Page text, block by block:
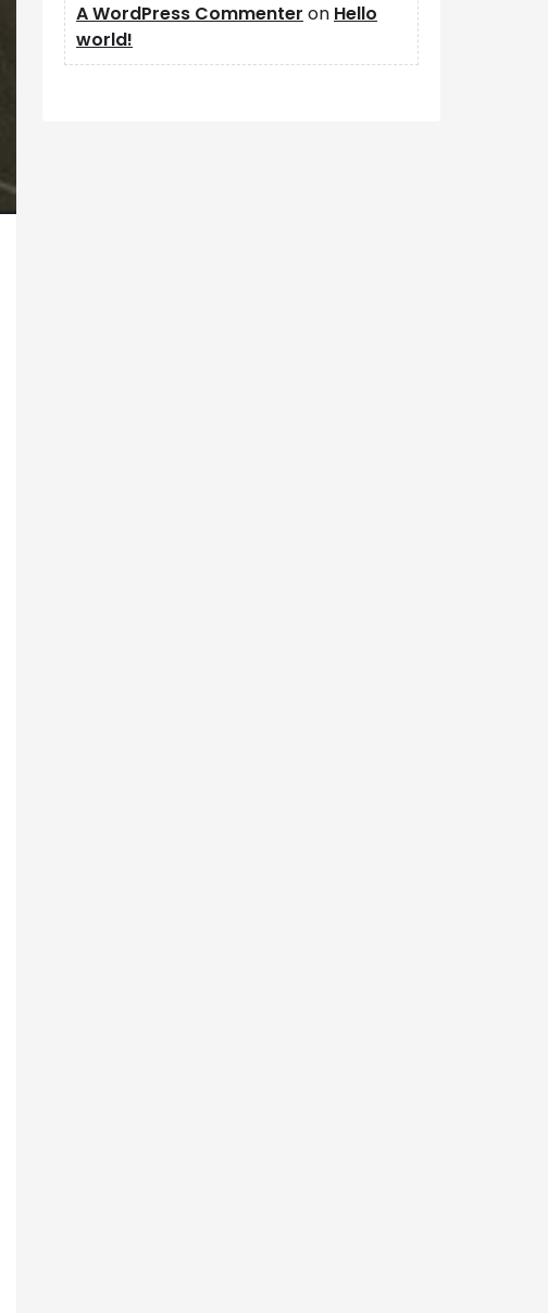
A WordPress Commenter on Hello
world!